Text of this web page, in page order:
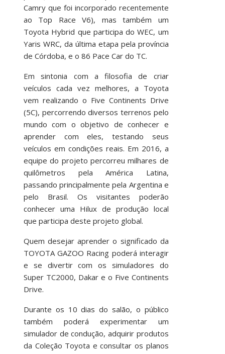
Camry que foi incorporado recentemente
ao Top Race V6), mas também um
Toyota Hybrid que participa do WEC, um
Yaris WRC, da última etapa pela província
de Córdoba, e o 86 Pace Car do TC.
Em sintonia com a filosofia de criar
veículos cada vez melhores, a Toyota
vem realizando o Five Continents Drive
(5C), percorrendo diversos terrenos pelo
mundo com o objetivo de conhecer e
aprender com eles, testando seus
veículos em condições reais. Em 2016, a
equipe do projeto percorreu milhares de
quilômetros pela América Latina,
passando principalmente pela Argentina e
pelo Brasil. Os visitantes poderão
conhecer uma Hilux de produção local
que participa deste projeto global.
Quem desejar aprender o significado da
TOYOTA GAZOO Racing poderá interagir
e se divertir com os simuladores do
Super TC2000, Dakar e o Five Continents
Drive.
Durante os 10 dias do salão, o público
também poderá experimentar um
simulador de condução, adquirir produtos
da Coleção Toyota e consultar os planos